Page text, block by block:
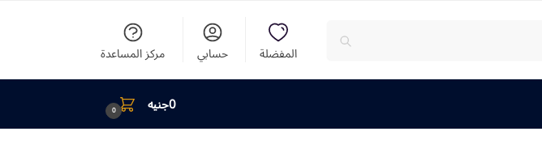
المفضلة حسابي مركز المساعدة
0جنيه 0